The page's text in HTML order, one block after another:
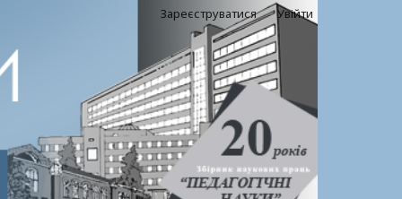
Зареєструватися Увійти